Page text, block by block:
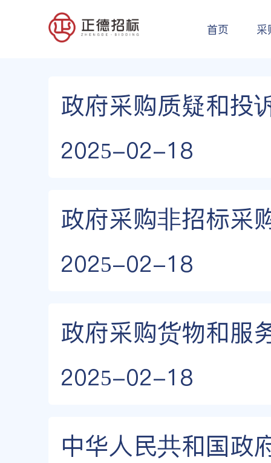
首页 采
政府采购质疑和投
2025-02-18
政府采购非招标采
2025-02-18
政府采购货物和服
2025-02-18
中华人民共和国政